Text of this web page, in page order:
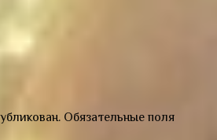
Обязательные поля